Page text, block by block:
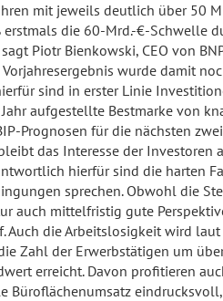
mit jeweils deutlich über 50
die 60-Mrd.-€-Schwelle
Piotr Bienkowski, CEO von
wurde damit
sind in erster Linie
aufgestellte Bestmarke von
Prognosen für die nächsten
das Interesse der Investoren
hierfür sind die harten
sprechen. Obwohl die
auch mittelfristig gute
Auch die Arbeitslosigkeit wird
Zahl der Erwerbstätigen um
erreicht. Davon profitieren
Büroflächenumsatz